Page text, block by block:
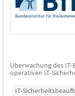
Überwachung des
operativen IT-
IT-